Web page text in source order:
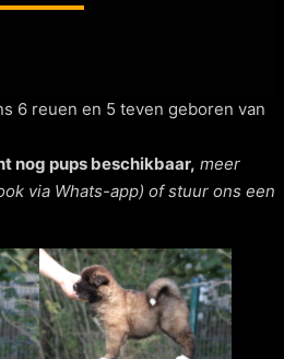
6 reuen en 5 teven geboren van
nog pups beschikbaar, meer
via Whats-app) of stuur ons een